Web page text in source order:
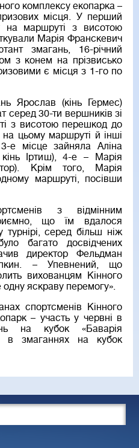
комплексу екопарка –
місця. У перший
на маршруті з висотою
Марія Франскевич
змагань, 16-річний
з конем на прізвисько
є місця з 1-го по
Ярослав (кінь Гермес)
серед 30-ти вершників зі
з висотою перешкод до
цьому маршруті й інші
е місце зайняла Аліна
Іртиш), 4-е – Марія
Крім того, Марія
маршруті, посівши
з відмінним
що їм вдалося
серед більш ніж
багато досвідчених
директор Фельдман
– Упевнений, що
вихованцям Кінного
яскраву перемогу».
спортсменів Кінного
– участь у червні в
на кубок «Баварія
в змаганнях на кубок